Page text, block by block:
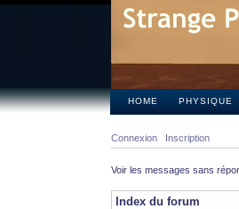
HOME PHYSIQUE
Connexion Inscription
Voir les messages sans
Index du forum